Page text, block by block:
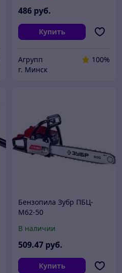
486 руб.
Купить
Агрупп
100%
г. Минск
Бензопила Зубр ПБЦ-
М62-50
В наличии
509.47 руб.
Купить